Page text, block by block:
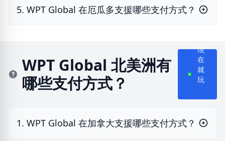
5. WPT Global 在厄瓜多支援哪些支付方式？
WPT Global 北美洲有
哪些支付方式？
現
在
就
玩
1. WPT Global 在加拿大支援哪些支付方式？